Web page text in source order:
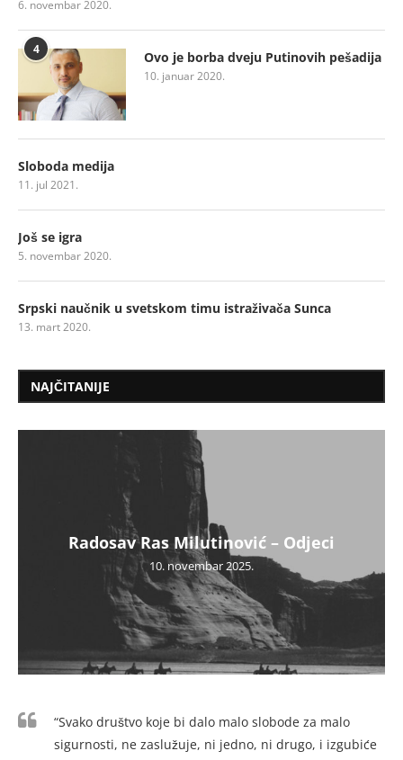
6. novembar 2020.
4 Ovo je borba dveju Putinovih pešadija
10. januar 2020.
Sloboda medija
11. jul 2021.
Još se igra
5. novembar 2020.
Srpski naučnik u svetskom timu istraživača Sunca
13. mart 2020.
NAJČITANIJE
Radosav Ras Milutinović – Odjeci
10. novembar 2025.
“Svako društvo koje bi dalo malo slobode za malo
sigurnosti, ne zaslužuje, ni jedno, ni drugo, i izgubiće